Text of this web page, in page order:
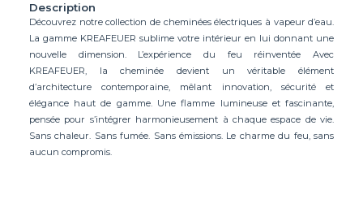
Description
Découvrez notre collection de cheminées électriques à vapeur d’eau.
La gamme KREAFEUER sublime votre intérieur en lui donnant une
nouvelle dimension. L’expérience du feu réinventée Avec
KREAFEUER, la cheminée devient un véritable élément
d’architecture contemporaine, mêlant innovation, sécurité et
élégance haut de gamme. Une flamme lumineuse et fascinante,
pensée pour s’intégrer harmonieusement à chaque espace de vie.
Sans chaleur. Sans fumée. Sans émissions. Le charme du feu, sans
aucun compromis.